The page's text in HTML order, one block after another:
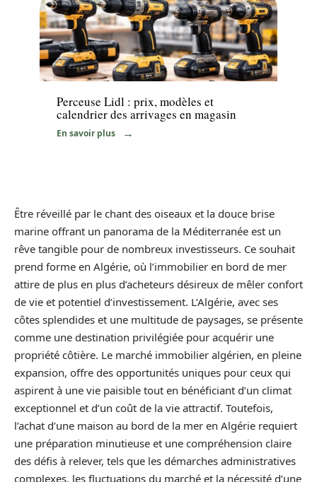
Equipement
Perceuse Lidl : prix, modèles et
calendrier des arrivages en magasin
En savoir plus
Être réveillé par le chant des oiseaux et la douce brise
marine offrant un panorama de la Méditerranée est un
rêve tangible pour de nombreux investisseurs. Ce souhait
prend forme en Algérie, où l’immobilier en bord de mer
attire de plus en plus d’acheteurs désireux de mêler confort
de vie et potentiel d’investissement. L’Algérie, avec ses
côtes splendides et une multitude de paysages, se présente
comme une destination privilégiée pour acquérir une
propriété côtière. Le marché immobilier algérien, en pleine
expansion, offre des opportunités uniques pour ceux qui
aspirent à une vie paisible tout en bénéficiant d’un climat
exceptionnel et d’un coût de la vie attractif. Toutefois,
l’achat d’une maison au bord de la mer en Algérie requiert
une préparation minutieuse et une compréhension claire
des défis à relever, tels que les démarches administratives
complexes, les fluctuations du marché et la nécessité d’une